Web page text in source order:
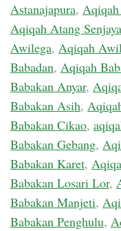
Astanajapura,
Aqiqah Atang Senjaya
Awilega, Aqiqah
Babadan, Aqiqah
Babakan Anyar,
Babakan Asih,
Babakan Cikao,
Babakan Gebang,
Babakan Karet,
Babakan Losari Lor,
Babakan Manjeti,
Babakan Penghulu,